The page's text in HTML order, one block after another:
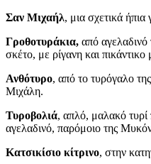
Σαν Μιχαήλ, μια σχετικά ήπια
Γροθοτυράκια, από αγελαδινό
σκέτο, με ρίγανη και
Ανθότυρο, από το τυρόγαλο
Μιχάλη.
Τυροβολιά, απλό, μαλακό
αγελαδινό, παρόμοιο της
Κατσικίσιο κίτρινο, στην